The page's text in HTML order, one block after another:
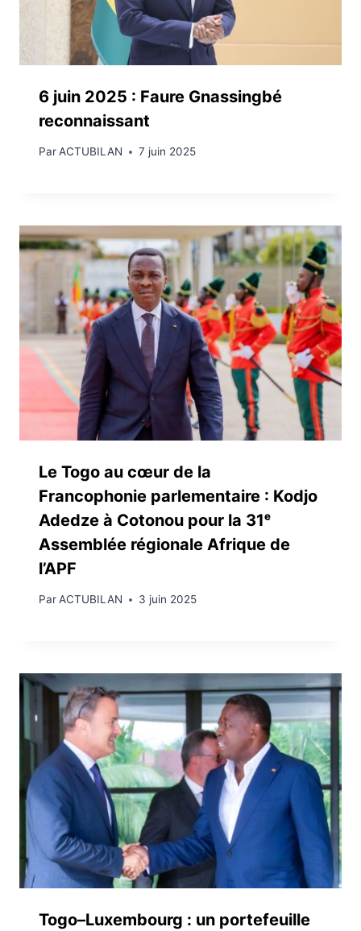
6 juin 2025 : Faure Gnassingbé
reconnaissant
ParACTUBILAN 7 juin 2025
Le Togo au cœur de la
Francophonie parlementaire : Kodjo
Adedze à Cotonou pour la 31ᵉ
Assemblée régionale Afrique de
l’APF
ParACTUBILAN 3 juin 2025
Togo–Luxembourg : un portefeuille